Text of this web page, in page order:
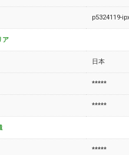
p5324119-
ア
日本
*****
*****
*****